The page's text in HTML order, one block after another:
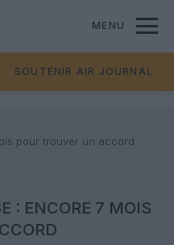
MENU
SOUTENIR AIR JOURNAL
pour trouver un accord
: ENCORE 7 MOIS